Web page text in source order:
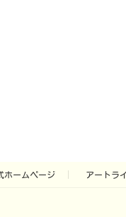
ホームページ アートラ